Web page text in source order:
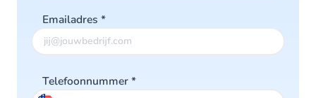
Emailadres *
Telefoonnummer*